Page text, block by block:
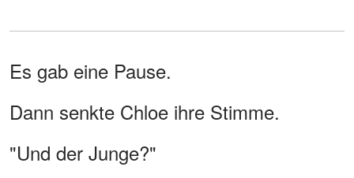
Es gab eine Pause.
Dann senkte Chloe ihre Stimme.
"Und der Junge?"